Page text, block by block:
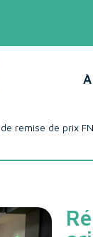
remise de prix